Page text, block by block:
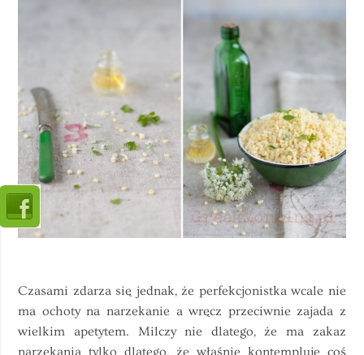
Czasami zdarza się jednak, że perfekcjonistka wcale nie
ma ochoty na narzekanie a wręcz przeciwnie zajada z
wielkim apetytem. Milczy nie dlatego, że ma zakaz
narzekania tylko dlatego, że właśnie kontempluje coś